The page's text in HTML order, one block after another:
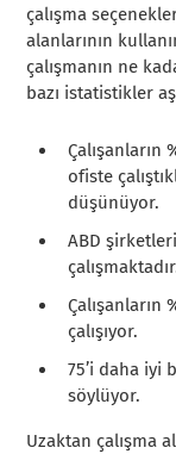
çalışma
alanlarının
çalışmanın ne
bazı istatistikler
Çalışanların
ofiste
düşünüyor.
ABD
Çalışanların
çalışıyor.
75’i daha iyi
söylüyor.
Uzaktan çalışma